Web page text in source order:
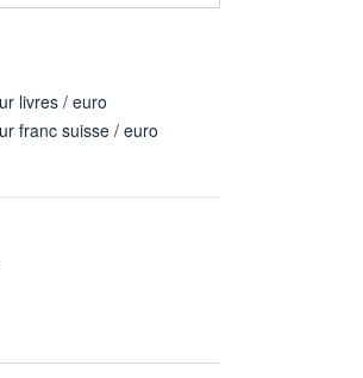
livres / euro
franc suisse / euro